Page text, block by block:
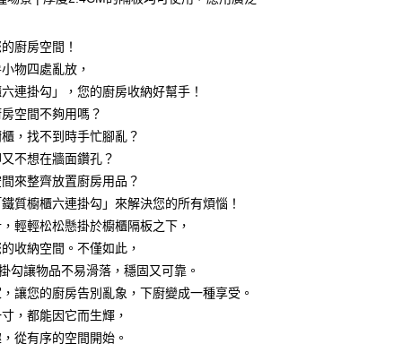
付
先享後付」】
付是「在收到商品之後才付款」的支付方式。 讓您購物簡單
需註冊會員、不需綁卡、不需儲值。
要手機號碼，簡訊認證，即可結帳。
確認商品／服務後，再付款。
享後付」結帳流程】
式選擇「AFTEE先享後付」後，將跳轉至「AFTEE先享後
，進行簡訊認證並確認金額後，即可完成結帳。
數日內，您將收到繳費通知簡訊。
通知簡訊後14天內，點擊此簡訊中的連結，可透過四大超商
銀行／等多元方式進行付款，方視為交易完成。
帳手續完成當下不需立刻繳費，但若您需要取消訂單，請聯
店家。未經商家同意取消之訂單仍視為有效，需透過AFTEE
相關費用。
功請以「AFTEE先享後付 」之結帳頁面顯示為準，若有關於
滿NT$499(含以上)免運費
速到店)
廚房空間！
物四處亂放，
六連掛勾」，您的廚房收納好幫手！
空間不夠用嗎？
，找不到時手忙腳亂？
不想在牆面鑽孔？
來整齊放置廚房用品？
質櫥櫃六連掛勾」來解決您的所有煩惱！
輕輕松松懸掛於櫥櫃隔板之下，
收納空間。不僅如此，
勾讓物品不易滑落，穩固又可靠。
讓您的廚房告別亂象，下廚變成一種享受。
，都能因它而生輝，
從有序的空間開始。